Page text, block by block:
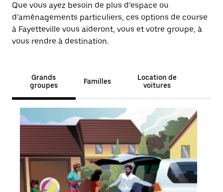
Que vous ayez besoin de plus d’espace ou
d’aménagements particuliers, ces options de course
à Fayetteville vous aideront, vous et votre groupe, à
vous rendre à destination.
Grands
groupes
Familles
Location de
voitures